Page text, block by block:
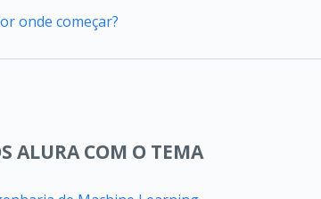
onde começar?
ALURA COM O TEMA